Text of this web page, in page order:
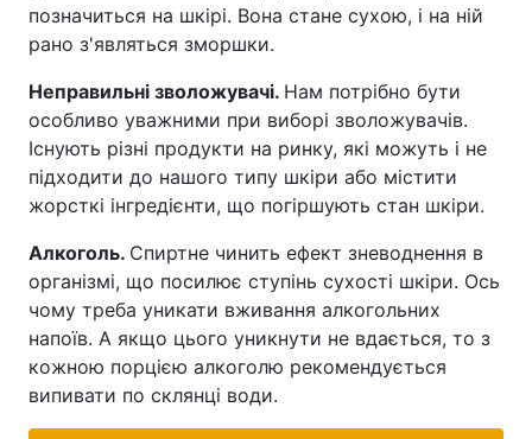
позначиться на шкірі. Вона стане сухою, і на ній
рано з'являться зморшки.
Неправильні зволожувачі. Нам потрібно бути
особливо уважними при виборі зволожувачів.
Існують різні продукти на ринку, які можуть і не
підходити до нашого типу шкіри або містити
жорсткі інгредієнти, що погіршують стан шкіри.
Алкоголь. Спиртне чинить ефект зневоднення в
організмі, що посилює ступінь сухості шкіри. Ось
чому треба уникати вживання алкогольних
напоїв. А якщо цього уникнути не вдається, то з
кожною порцією алкоголю рекомендується
випивати по склянці води.